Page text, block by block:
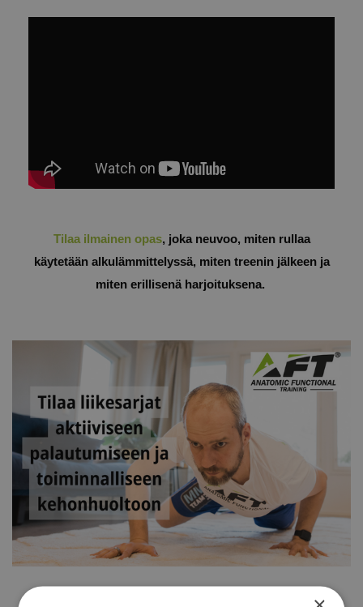
Tilaa ilmainen opas, joka neuvoo, miten rullaa
käytetään alkulämmittelyssä, miten treenin jälkeen ja
miten erillisenä harjoituksena.